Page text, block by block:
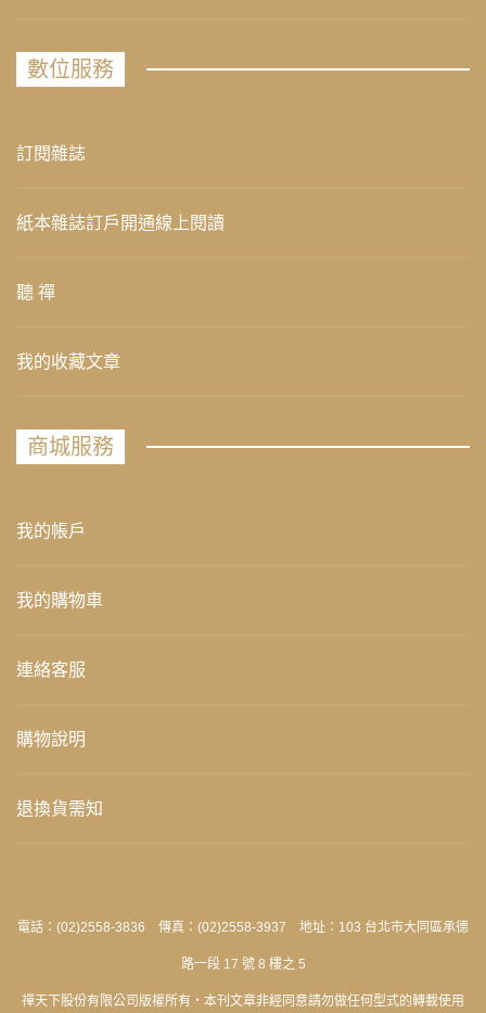
數位服務
訂閱雜誌
紙本雜誌訂戶開通線上閱讀
聽 禪
我的收藏文章
商城服務
我的帳戶
我的購物車
連絡客服
購物說明
退換貨需知
電話：(02)2558-3836 傳真：(02)2558-3937 地址：103 台北市大同區承德
路一段 17 號 8 樓之 5
禪天下股份有限公司版權所有‧本刊文章非經同意請勿做任何型式的轉載使用